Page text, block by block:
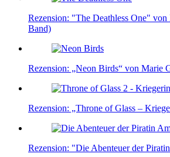
Rezension: "The Deathless One" von
Band)
Rezension: „Neon Birds“ von Marie
Rezension: „Throne of Glass –
Rezension: "Die Abenteuer der